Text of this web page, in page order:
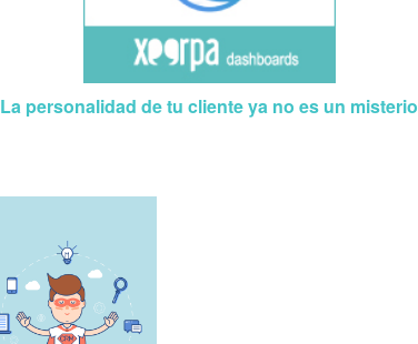
La personalidad de tu cliente ya no es un misterio